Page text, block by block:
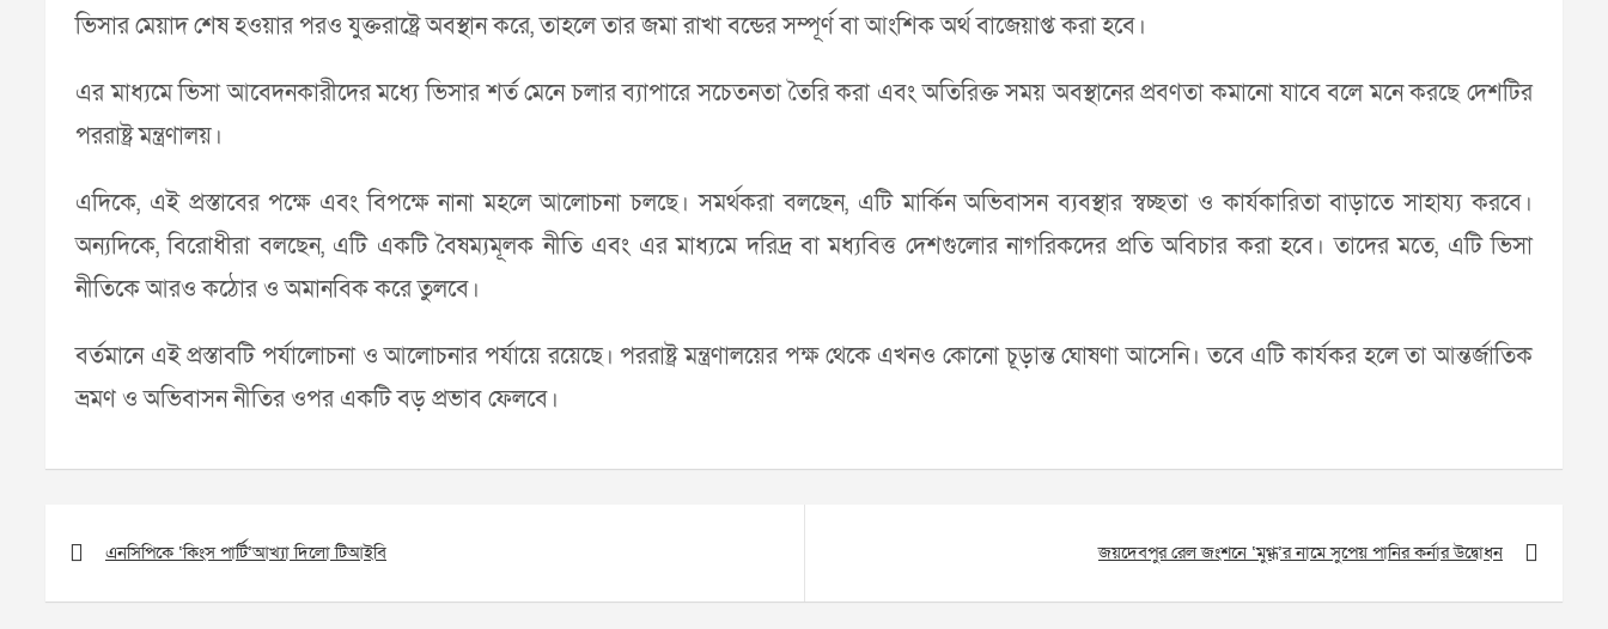
ভিসার মেয়াদ শেষ হওয়ার পরও যুক্তরাষ্ট্রে অবস্থান করে, তাহলে তার জমা রাখা বন্ডের সম্পূর্ণ বা আংশিক অর্থ বাজেয়াপ্ত করা হবে।
এর মাধ্যমে ভিসা আবেদনকারীদের মধ্যে ভিসার শর্ত মেনে চলার ব্যাপারে সচেতনতা তৈরি করা এবং অতিরিক্ত সময় অবস্থানের প্রবণতা কমানো যাবে বলে মনে করছে দেশটির
পররাষ্ট্র মন্ত্রণালয়।
এদিকে, এই প্রস্তাবের পক্ষে এবং বিপক্ষে নানা মহলে আলোচনা চলছে। সমর্থকরা বলছেন, এটি মার্কিন অভিবাসন ব্যবস্থার স্বচ্ছতা ও কার্যকারিতা বাড়াতে সাহায্য করবে।
অন্যদিকে, বিরোধীরা বলছেন, এটি একটি বৈষম্যমূলক নীতি এবং এর মাধ্যমে দরিদ্র বা মধ্যবিত্ত দেশগুলোর নাগরিকদের প্রতি অবিচার করা হবে। তাদের মতে, এটি ভিসা
নীতিকে আরও কঠোর ও অমানবিক করে তুলবে।
বর্তমানে এই প্রস্তাবটি পর্যালোচনা ও আলোচনার পর্যায়ে রয়েছে। পররাষ্ট্র মন্ত্রণালয়ের পক্ষ থেকে এখনও কোনো চূড়ান্ত ঘোষণা আসেনি। তবে এটি কার্যকর হলে তা আন্তর্জাতিক
ভ্রমণ ও অভিবাসন নীতির ওপর একটি বড় প্রভাব ফেলবে।
navigation
এনসিপিকে ‘কিংস পার্টি’আখ্যা দিলো টিআইবি জয়দেবপুর রেল জংশনে ‘মুগ্ধ’র নামে সুপেয় পানির কর্নার উদ্বোধন